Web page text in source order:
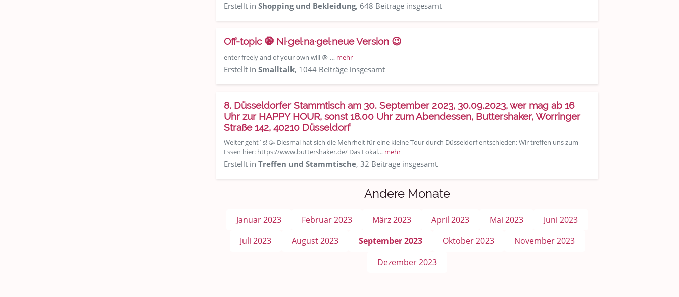
Erstellt in Shopping und Bekleidung, 648 Beiträge insgesamt
Off-topic 🧿 Ni·gel·na·gel·neue Version 😉
enter freely and of your own will 🧛 … mehr
Erstellt in Smalltalk, 1044 Beiträge insgesamt
8. Düsseldorfer Stammtisch am 30. September 2023, 30.09.2023, wer mag ab 16
Uhr zur HAPPY HOUR, sonst 18.00 Uhr zum Abendessen, Buttershaker, Worringer
Straße 142, 40210 Düsseldorf
Weiter geht´s! 🥳 Diesmal hat sich die Mehrheit für eine kleine Tour durch Düsseldorf entschieden: Wir treffen uns zum
Essen hier: https://www.buttershaker.de/ Das Lokal… mehr
Erstellt in Treffen und Stammtische, 32 Beiträge insgesamt
Andere Monate
Januar 2023 Februar 2023 März 2023 April 2023 Mai 2023
Juni 2023
Juli 2023
August 2023 September 2023 Oktober 2023
November 2023
Dezember 2023